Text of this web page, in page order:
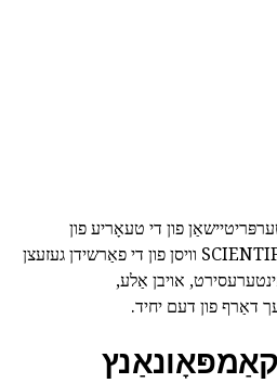
פון די טעאָריע פון
קאָמוניקאַציע, וואָס איז די SCIENTIFIC וויסן פון די פאַרשידן געזעצן
אויבן אַלע,
דאַרף פון דעם יחיד.